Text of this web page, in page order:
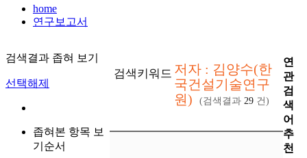
home
연구보고서
검색결과 좁혀 보기
선택해제
좁혀본 항목 보
기순서
검색키워드 저자 : 김양수(한
국건설기술연구
원)
(검색결과 29 건)
연
관
검
색
어
추
천